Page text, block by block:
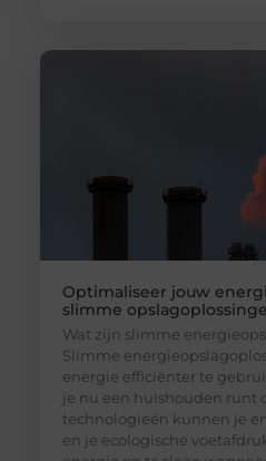
Optimaliseer jouw
slimme
Wat zijn slimme
Slimme
energie efficiënter te
je nu een huishouden runt
technologieën kunnen je
en je ecologische